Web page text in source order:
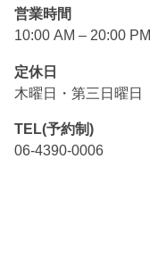
営業時間
10:00 AM – 20:00 PM
定休日
木曜日・第三日曜日
TEL(予約制)
06-4390-0006